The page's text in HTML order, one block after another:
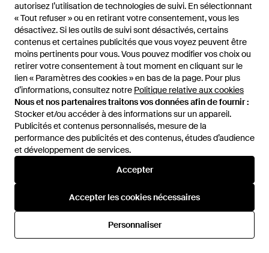
autorisez l’utilisation de technologies de suivi. En sélectionnant
« Tout refuser » ou en retirant votre consentement, vous les
désactivez. Si les outils de suivi sont désactivés, certains
contenus et certaines publicités que vous voyez peuvent être
moins pertinents pour vous. Vous pouvez modifier vos choix ou
retirer votre consentement à tout moment en cliquant sur le
lien « Paramètres des cookies » en bas de la page. Pour plus
d’informations, consultez notre Politique relative aux cookies
Nous et nos partenaires traitons vos données afin de fournir :
Stocker et/ou accéder à des informations sur un appareil.
Publicités et contenus personnalisés, mesure de la
performance des publicités et des contenus, études d’audience
et développement de services.
Accepter
Accepter les cookies nécessaires
Personnaliser
autorisez l’utilisation de technologies de suivi. En sélectionnant
« Tout refuser » ou en retirant votre consentement, vous les
désactivez. Si les outils de suivi sont désactivés, certains
contenus et certaines publicités que vous voyez peuvent être
moins pertinents pour vous. Vous pouvez modifier vos choix ou
retirer votre consentement à tout moment en cliquant sur le
lien « Paramètres des cookies » en bas de la page. Pour plus
d’informations, consultez notre Politique relative aux cookies
Nous et nos partenaires traitons vos données afin de fournir :
Stocker et/ou accéder à des informations sur un appareil.
Publicités et contenus personnalisés, mesure de la
performance des publicités et des contenus, études d’audience
et développement de services.
Accepter
Accepter les cookies nécessaires
Personnaliser
64,99 €
Homme Short Essentials Walk
Superdry
Superdry
Essential Logo Taille - Bleu
DeSuperdry